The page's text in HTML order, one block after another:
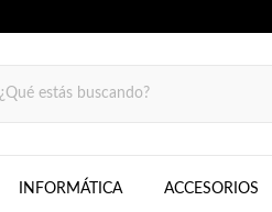
INFORMÁTICA ACCESORIOS